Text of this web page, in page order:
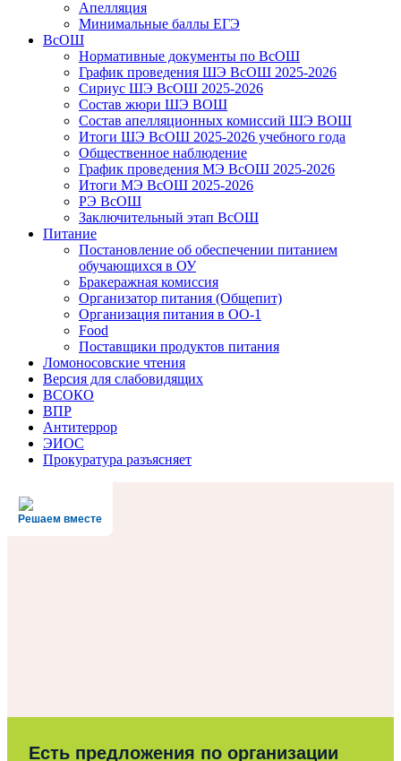
Апелляция
Минимальные баллы ЕГЭ
ВсОШ
Нормативные документы по ВсОШ
График проведения ШЭ ВсОШ 2025-2026
Сириус ШЭ ВсОШ 2025-2026
Состав жюри ШЭ ВОШ
Состав апелляционных комиссий ШЭ ВОШ
Итоги ШЭ ВсОШ 2025-2026 учебного года
Общественное наблюдение
График проведения МЭ ВсОШ 2025-2026
Итоги МЭ ВсОШ 2025-2026
РЭ ВсОШ
Заключительный этап ВсОШ
Питание
Постановление об обеспечении питанием
обучающихся в ОУ
Бракеражная комиссия
Организатор питания (Общепит)
Организация питания в ОО-1
Food
Поставщики продуктов питания
Ломоносовские чтения
Версия для слабовидящих
ВСОКО
ВПР
Антитеррор
ЭИОС
Прокуратура разъясняет
Решаем вместе
Есть предложения по организации